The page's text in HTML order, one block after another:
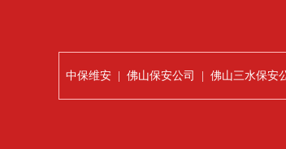
中保维安 佛山保安公司 佛山三水保安